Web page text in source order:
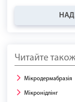
Читайте
Мікродермабразія
Мікронідлінг